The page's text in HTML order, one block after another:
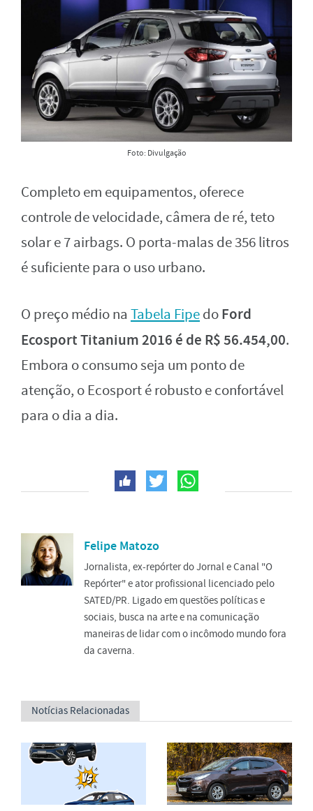
Foto: Divulgação
Completo em equipamentos, oferece
controle de velocidade, câmera de ré, teto
solar e 7 airbags. O porta-malas de 356 litros
é suficiente para o uso urbano.
O preço médio na Tabela FipedoFord
Ecosport Titanium 2016 é de R$ 56.454,00.
Embora o consumo seja um ponto de
atenção, o Ecosport é robusto e confortável
para o dia a dia.
Felipe Matozo
Jornalista, ex-repórter do Jornal e Canal "O
Repórter" e ator profissional licenciado pelo
SATED/PR. Ligado em questões políticas e
sociais, busca na arte e na comunicação
maneiras de lidar com o incômodo mundo fora
da caverna.
Notícias Relacionadas